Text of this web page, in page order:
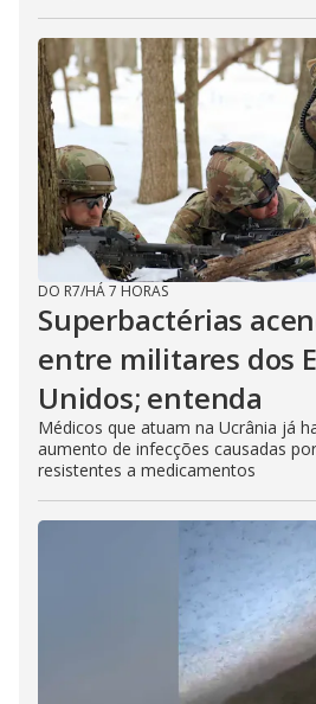
DO R7/HÁ 7 HORAS
Superbactérias
entre militares dos
Unidos; entenda
Médicos que atuam na Ucrânia já
aumento de infecções causadas
resistentes a medicamentos